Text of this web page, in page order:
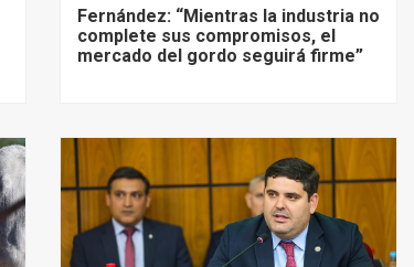
Fernández: “Mientras la industria no
complete sus compromisos, el
mercado del gordo seguirá firme”